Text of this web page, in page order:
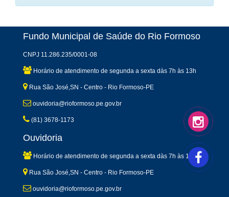
Fundo Municipal de Saúde do Rio Formoso
CNPJ 11.286.235/0001-08
Horário de atendimento de segunda a sexta dàs 7h às 13h
Rua São José,SN - Centro - Rio Formoso-PE
ouvidoria@rioformoso.pe.gov.br
(81) 3678-1173
Ouvidoria
Horário de atendimento de segunda a sexta dàs 7h às 13h
Rua São José,SN - Centro - Rio Formoso-PE
ouvidoria@rioformoso.pe.gov.br